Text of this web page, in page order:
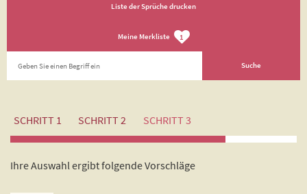
Liste der Sprüche drucken
Meine Merkliste 1
SCHRITT 1 SCHRITT 2 SCHRITT 3
Ihre Auswahl ergibt folgende Vorschläge